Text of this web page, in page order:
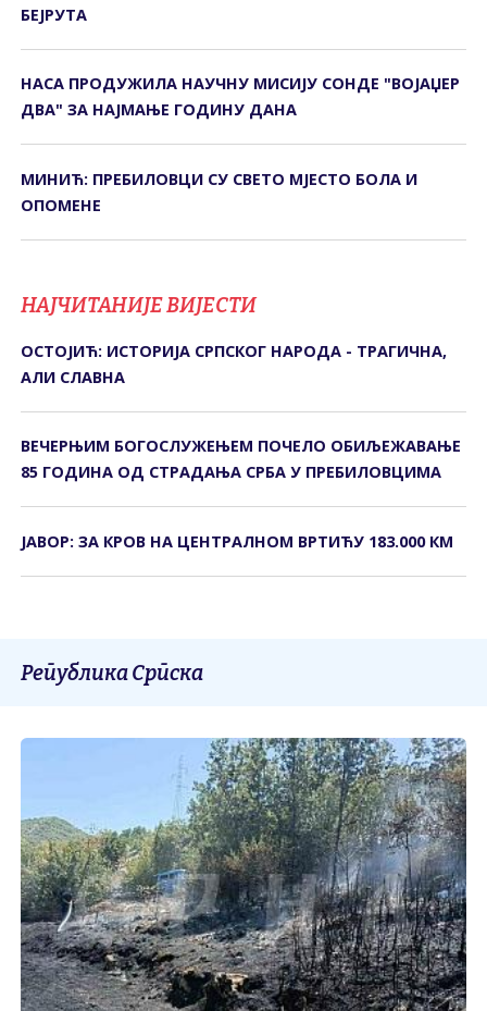
БЕЈРУТА
НАСА ПРОДУЖИЛА НАУЧНУ МИСИЈУ СОНДЕ "ВОЈАЏЕР
ДВА" ЗА НАЈМАЊЕ ГОДИНУ ДАНА
МИНИЋ: ПРЕБИЛОВЦИ СУ СВЕТО МЈЕСТО БОЛА И
ОПОМЕНЕ
НАЈЧИТАНИЈЕ ВИЈЕСТИ
ОСТОЈИЋ: ИСТОРИЈА СРПСКОГ НАРОДА - ТРАГИЧНА,
АЛИ СЛАВНА
ВЕЧЕРЊИМ БОГОСЛУЖЕЊЕМ ПОЧЕЛО ОБИЉЕЖАВАЊЕ
85 ГОДИНА ОД СTРАДАЊА СРБА У ПРЕБИЛОВЦИМА
ЈАВОР: ЗА КРОВ НА ЦЕНТРАЛНОМ ВРТИЋУ 183.000 КМ
Република Српска